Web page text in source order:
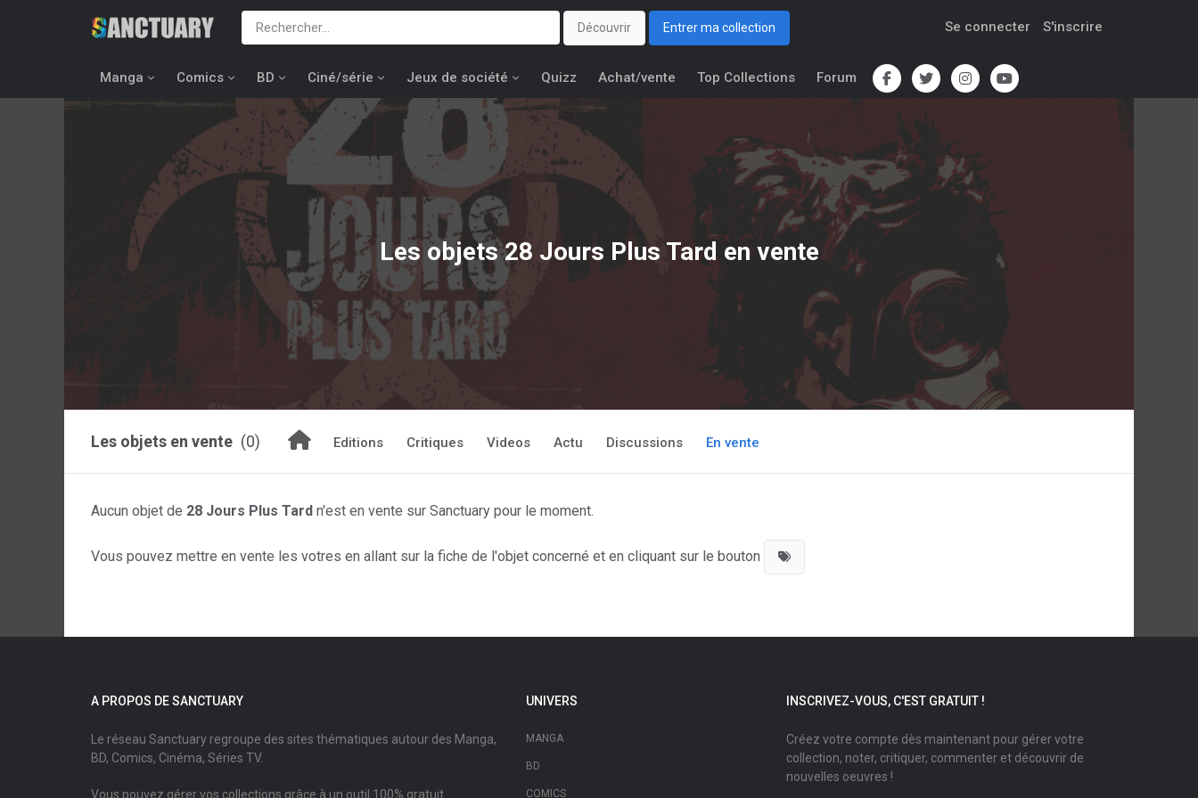
Découvrir Entrer ma collection Se connecter S'inscrire
Manga Comics BD Ciné/série Jeux de société Quizz Achat/vente Top Collections Forum
Les objets28 Jours Plus Tarden vente
Les objets en vente (0) Editions Critiques Videos Actu Discussions En vente
Aucun objet de 28 Jours Plus Tard n'est en vente sur Sanctuary pour le moment.
Vous pouvez mettre en vente les votres en allant sur la fiche de l'objet concerné et en cliquant sur le bouton
A PROPOS DE SANCTUARY
Le réseau Sanctuary regroupe des sites thématiques autour des Manga,
BD, Comics, Cinéma, Séries TV.
Vous pouvez gérer vos collections grâce à un outil 100% gratuit.
UNIVERS
MANGA
BD
COMICS
INSCRIVEZ-VOUS, C'EST GRATUIT !
Créez votre compte dès maintenant pour gérer votre
collection, noter, critiquer, commenter et découvrir de
nouvelles oeuvres !